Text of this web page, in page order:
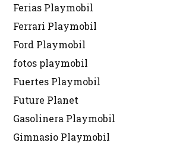
Ferias Playmobil
Ferrari Playmobil
Ford Playmobil
fotos playmobil
Fuertes Playmobil
Future Planet
Gasolinera Playmobil
Gimnasio Playmobil